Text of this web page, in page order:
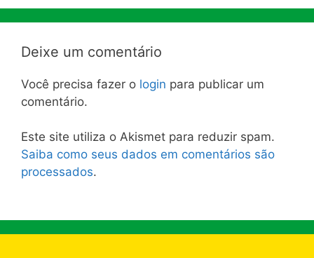
Deixe um comentário
Você precisa fazer o login para publicar um
comentário.
Este site utiliza o Akismet para reduzir spam.
Saiba como seus dados em comentários são
processados.